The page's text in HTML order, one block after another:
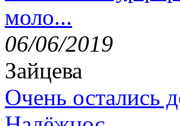
моло...
06/06/2019
Зайцева
Очень остались